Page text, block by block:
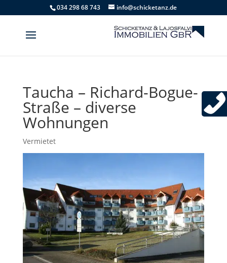
034 298 68 743 info@schicketanz.de
Taucha – Richard-Bogue-
Straße – diverse
Wohnungen
Vermietet